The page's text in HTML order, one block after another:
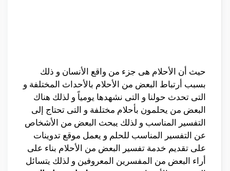
حيث أن الأحلام هى جزء من واقع الأنسان و ذلك
بسبب أرتباط البعض من الأحلام بالأحداث المختلفة و
التى تحدث حولنا و التى نشهدها يومياً و لذلك هناك
البعض من يحلمون بأحلام مختلفة و التى تحتاج إلى
التفسير المناسب و لذلك يبحث البعض من الأشخاص
عن التفسير المناسب للحلم و يعمل موقع تدوينات
على تقديم خدمة تفسير البعض من الأحلام بناء على
أراء البعض من المفسرين المعروفين و لذلك يتسائل